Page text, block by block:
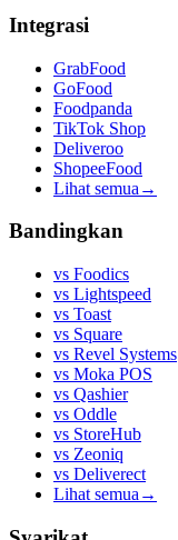
Integrasi
GrabFood
GoFood
Foodpanda
TikTok Shop
Deliveroo
ShopeeFood
Lihat semua →
Bandingkan
vs Foodics
vs Lightspeed
vs Toast
vs Square
vs Revel Systems
vs Moka POS
vs Qashier
vs Oddle
vs StoreHub
vs Zeoniq
vs Deliverect
Lihat semua →